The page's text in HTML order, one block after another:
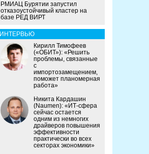
РМИАЦ Бурятии запустил
отказоустойчивый кластер на
базе РЕД ВИРТ
ИНТЕРВЬЮ
Кирилл Тимофеев
(«ОБИТ»): «Решить
проблемы, связанные
с
импортозамещением,
поможет планомерная
работа»
Никита Кардашин
(Naumen): «ИТ-сфера
сейчас остается
одним из немногих
драйверов повышения
эффективности
практически во всех
секторах экономики»